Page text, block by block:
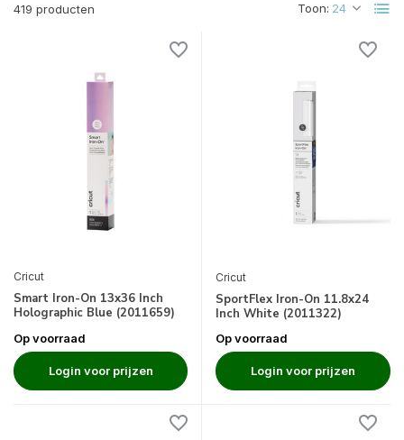
419 producten Toon:
Cricut
Smart Iron-On 13x36 Inch
Holographic Blue (2011659)
Op voorraad
Login voor prijzen
Cricut
SportFlex Iron-On 11.8x24
Inch White (2011322)
Op voorraad
Login voor prijzen